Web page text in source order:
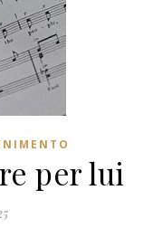
per lui